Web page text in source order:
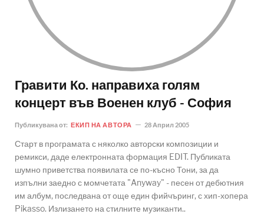
Гравити Ко. направиха голям
концерт във Военен клуб - София
Публикувана от: ЕКИП НА АВТОРА 28 Април 2005
Старт в програмата с няколко авторски композиции и
ремикси, даде електронната формация EDIT. Публиката
шумно приветства появилата се по-късно Тони, за да
изпълни заедно с момчетата "Anyway" - песен от дебютния
им албум, последвана от още един фийчъринг, с хип-хопера
Pikasso. Излизането на стилните музиканти..